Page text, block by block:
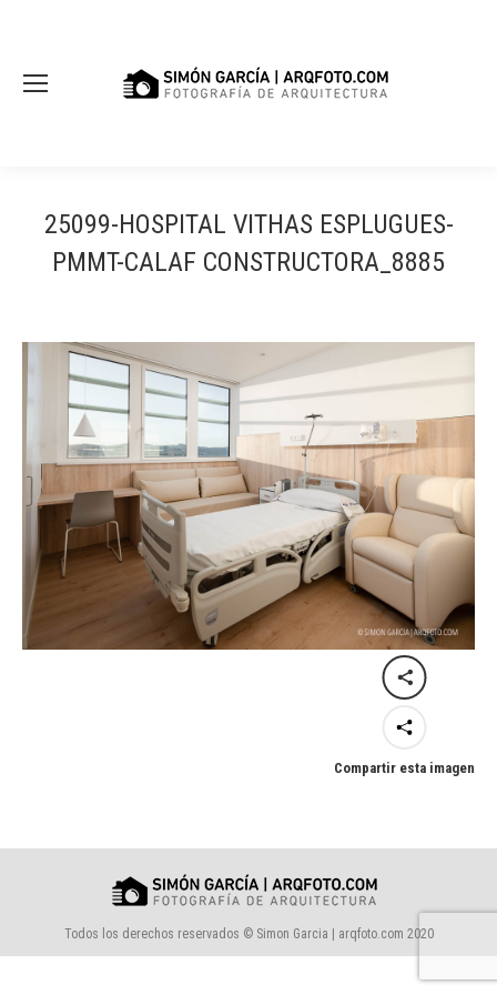
25099-HOSPITAL VITHAS ESPLUGUES-
PMMT-CALAF CONSTRUCTORA_8885
Compartir esta imagen
Todos los derechos reservados © Simon Garcia | arqfoto.com 2020